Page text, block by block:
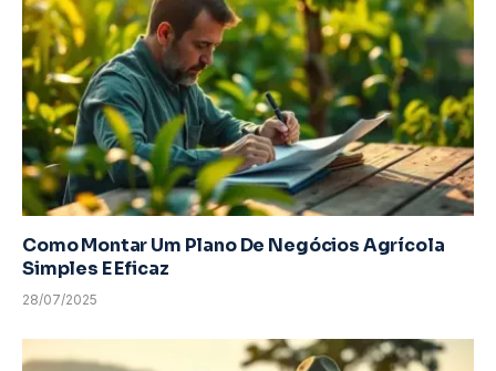
Como Montar Um Plano De Negócios Agrícola
Simples E Eficaz
28/07/2025